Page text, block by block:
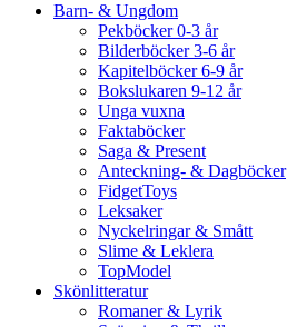
Barn- & Ungdom
Pekböcker 0-3 år
Bilderböcker 3-6 år
Kapitelböcker 6-9 år
Bokslukaren 9-12 år
Unga vuxna
Faktaböcker
Saga & Present
Anteckning- & Dagböcker
FidgetToys
Leksaker
Nyckelringar & Smått
Slime & Leklera
TopModel
Skönlitteratur
Romaner & Lyrik